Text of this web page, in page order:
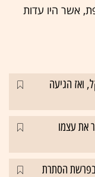
בצרפת, אשר היו עדות
ב-27 מיליון שקל, ואז הגיעה
את עצמו
בפרשת הסתרת